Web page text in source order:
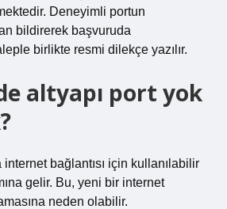
Deneyimli portun
bildirerek başvuruda
birlikte resmi dilekçe yazılır.
altyapı port yok
internet bağlantısı için kullanılabilir
gelir. Bu, yeni bir internet
neden olabilir.